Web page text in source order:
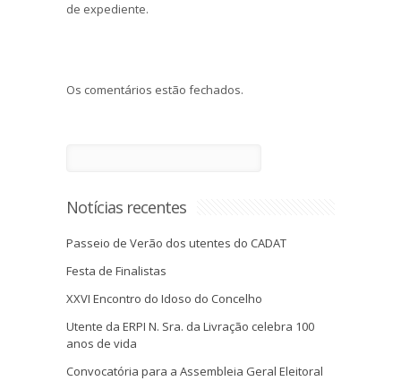
de expediente.
Os comentários estão fechados.
Notícias recentes
Passeio de Verão dos utentes do CADAT
Festa de Finalistas
XXVI Encontro do Idoso do Concelho
Utente da ERPI N. Sra. da Livração celebra 100
anos de vida
Convocatória para a Assembleia Geral Eleitoral